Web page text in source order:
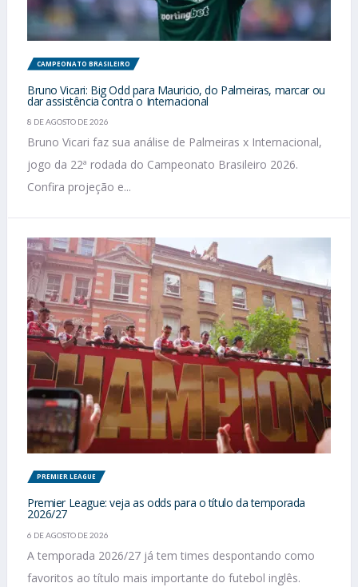
CAMPEONATO BRASILEIRO
Bruno Vicari: Big Odd para Mauricio, do Palmeiras, marcar ou
dar assistência contra o Internacional
8 DE AGOSTO DE 2026
Bruno Vicari faz sua análise de Palmeiras x Internacional,
jogo da 22ª rodada do Campeonato Brasileiro 2026.
Confira projeção e...
PREMIER LEAGUE
Premier League: veja as odds para o título da temporada
2026/27
6 DE AGOSTO DE 2026
A temporada 2026/27 já tem times despontando como
favoritos ao título mais importante do futebol inglês.